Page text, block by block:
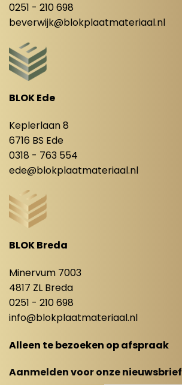
0251 - 210 698
beverwijk@blokplaatmateriaal.nl
BLOK Ede
Keplerlaan 8
6716 BS Ede
0318 - 763 554
ede@blokplaatmateriaal.nl
BLOK Breda
Minervum 7003
4817 ZL Breda
0251 - 210 698
info@blokplaatmateriaal.nl
Alleen te bezoeken op afspraak
Aanmelden voor onze nieuwsbrief